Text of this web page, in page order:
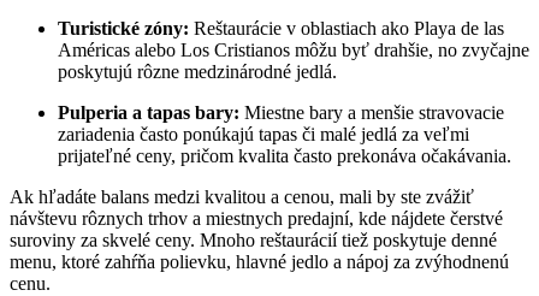
Turistické zóny: Reštaurácie v oblastiach ako Playa de las
Américas alebo Los Cristianos môžu byť drahšie, no zvyčajne
poskytujú rôzne medzinárodné jedlá.
Pulperia a tapas bary: Miestne bary a menšie stravovacie
zariadenia často ponúkajú tapas či malé jedlá za veľmi
prijateľné ceny, pričom kvalita často prekonáva očakávania.
Ak hľadáte balans medzi kvalitou a cenou, mali by ste zvážiť
návštevu rôznych trhov a miestnych predajní, kde nájdete čerstvé
suroviny za skvelé ceny. Mnoho reštaurácií tiež poskytuje denné
menu, ktoré zahŕňa polievku, hlavné jedlo a nápoj za zvýhodnenú
cenu.